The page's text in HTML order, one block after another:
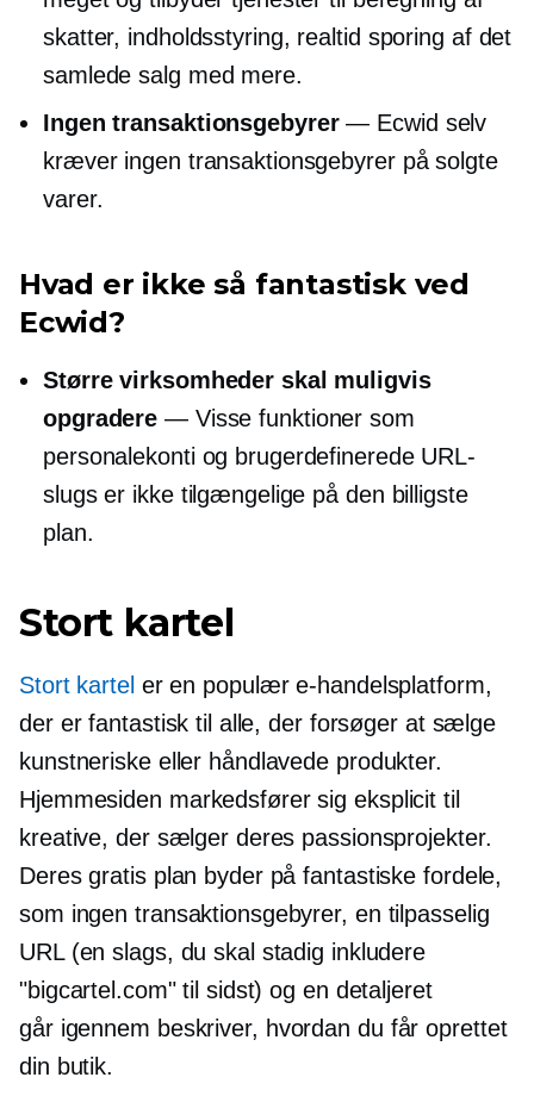
skatter, indholdsstyring, realtid sporing af det
samlede salg med mere.
Ingen transaktionsgebyrer— Ecwid selv
kræver ingen transaktionsgebyrer på solgte
varer.
Hvad er ikke så fantastisk ved
Ecwid?
Større virksomheder skal muligvis
opgradere — Visse funktioner som
personalekonti og brugerdefinerede URL-
slugs er ikke tilgængelige på den billigste
plan.
Stort kartel
Stort kartel er en populær e-handelsplatform,
der er fantastisk til alle, der forsøger at sælge
kunstneriske eller håndlavede produkter.
Hjemmesiden markedsfører sig eksplicit til
kreative, der sælger deres passionsprojekter.
Deres gratis plan byder på fantastiske fordele,
som ingen transaktionsgebyrer, en tilpasselig
URL (en slags, du skal stadig inkludere
"bigcartel.com" til sidst) og en detaljeret
går igennem beskriver, hvordan du får oprettet
din butik.